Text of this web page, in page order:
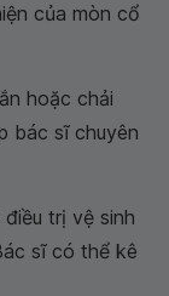
của mòn cổ
hoặc chải
bác sĩ chuyên
trị vệ sinh
sĩ có thể kê